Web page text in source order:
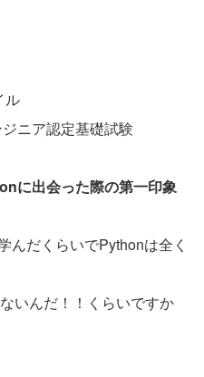
ル
ニア認定基礎試験
に出会った際の第一印象
んだくらいでPythonは全く
いんだ！！くらいですか